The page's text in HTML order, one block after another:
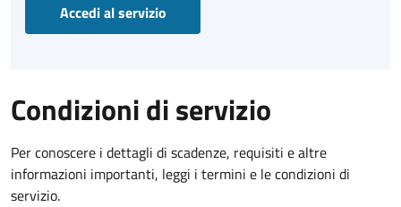
Accedi al servizio
Condizioni di servizio
Per conoscere i dettagli di scadenze, requisiti e altre
informazioni importanti, leggi i termini e le condizioni di
servizio.